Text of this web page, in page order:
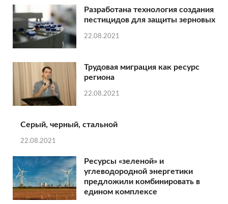
Разработана технология создания
пестицидов для защиты зерновых
22.08.2021
Трудовая миграция как ресурс
региона
22.08.2021
Серый, черный, стальной
22.08.2021
Ресурсы «зеленой» и
углеводородной энергетики
предложили комбинировать в
едином комплексе